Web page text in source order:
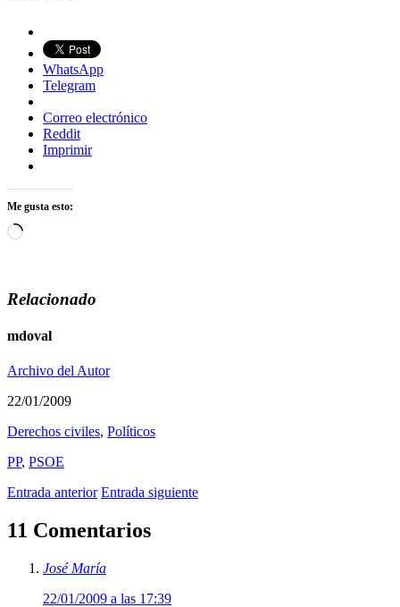
WhatsApp
Telegram
Correo electrónico
Reddit
Imprimir
Me gusta esto:
Cargando...
Relacionado
mdoval
Archivo del Autor
22/01/2009
Derechos civiles, Polí­ticos
PP, PSOE
Entrada anterior Entrada siguiente
11 Comentarios
José María
22/01/2009 a las 17:39